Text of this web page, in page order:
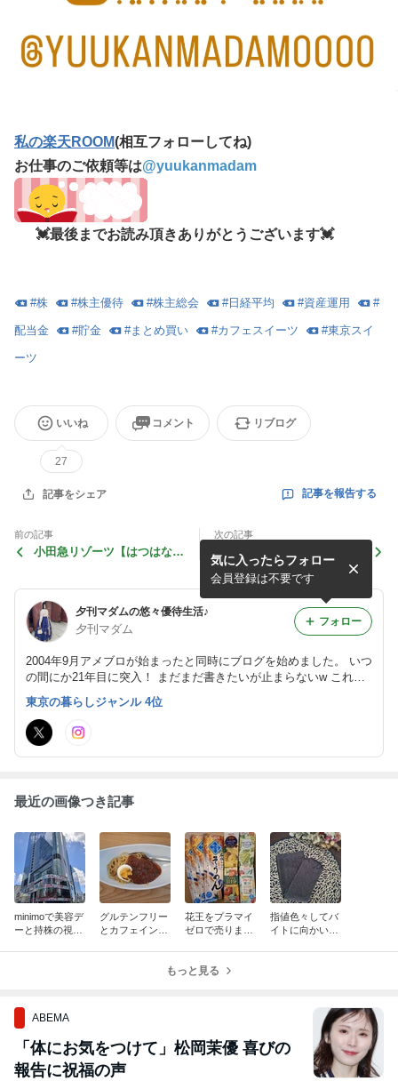
私の楽天ROOM(相互フォローしてね)
お仕事のご依頼等は@yuukanmadam
💓最後までお読み頂きありがとうございます💓
#株 #株主優待 #株主総会 #日経平均 #資産運用 #
配当金 #貯金 #まとめ買い #カフェスイーツ #東京スイ
ーツ
いいね
27
コメント リブログ
記事をシェア 記事を報告する
前の記事
小田急リゾーツ【はつはな】
次の記事
日経平均年高♪新日本建設新
設、お初の高配当銘柄
夕刊マダムの悠々優待生活♪
夕刊マダム
2004年9月アメブロが始まったと同時にブログを始めました。 いつ
の間にか21年目に突入！ まだまだ書きたいが止まらないw これか
らも宜しくお願いします。 読者登録、コメント大歓迎です。
気に入ったらフォロー
会員登録は不要です
フォロー
東京の暮らしジャンル 4位
最近の画像つき記事
minimoで美容デ
ーと持株の視察
グルテンフリー
とカフェインフ
花王をプラマイ
ゼロで売りまし
指値色々してバ
イトに向かいま
もっと見る
ABEMA
「体にお気をつけて」松岡茉優 喜びの
報告に祝福の声